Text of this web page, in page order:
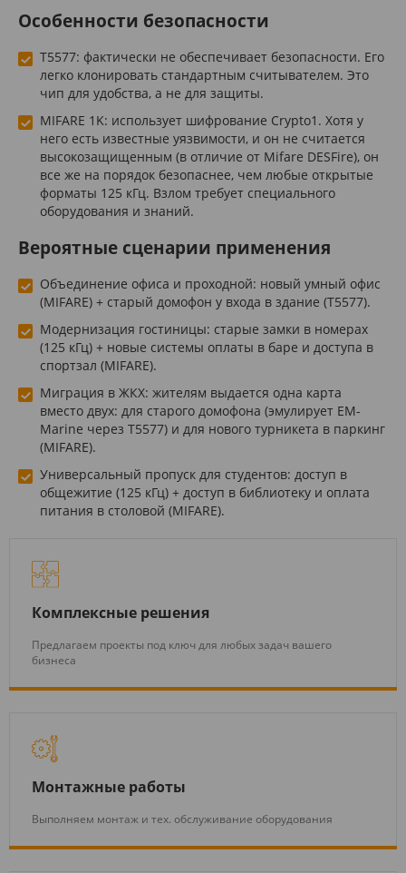
Особенности безопасности
T5577: фактически не обеспечивает безопасности. Его
легко клонировать стандартным считывателем. Это
чип для удобства, а не для защиты.
MIFARE 1K: использует шифрование Crypto1. Хотя у
него есть известные уязвимости, и он не считается
высокозащищенным (в отличие от Mifare DESFire), он
все же на порядок безопаснее, чем любые открытые
форматы 125 кГц. Взлом требует специального
оборудования и знаний.
Вероятные сценарии применения
Объединение офиса и проходной: новый умный офис
(MIFARE) + старый домофон у входа в здание (T5577).
Модернизация гостиницы: старые замки в номерах
(125 кГц) + новые системы оплаты в баре и доступа в
спортзал (MIFARE).
Миграция в ЖКХ: жителям выдается одна карта
вместо двух: для старого домофона (эмулирует EM-
Marine через T5577) и для нового турникета в паркинг
(MIFARE).
Универсальный пропуск для студентов: доступ в
общежитие (125 кГц) + доступ в библиотеку и оплата
питания в столовой (MIFARE).
Комплексные решения
Предлагаем проекты под ключ для любых задач вашего
бизнеса
Монтажные работы
Выполняем монтаж и тех. обслуживание оборудования